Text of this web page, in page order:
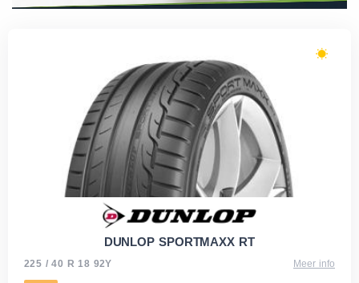
DUNLOP SPORTMAXX RT
225 / 40 R 18 92Y Meer info